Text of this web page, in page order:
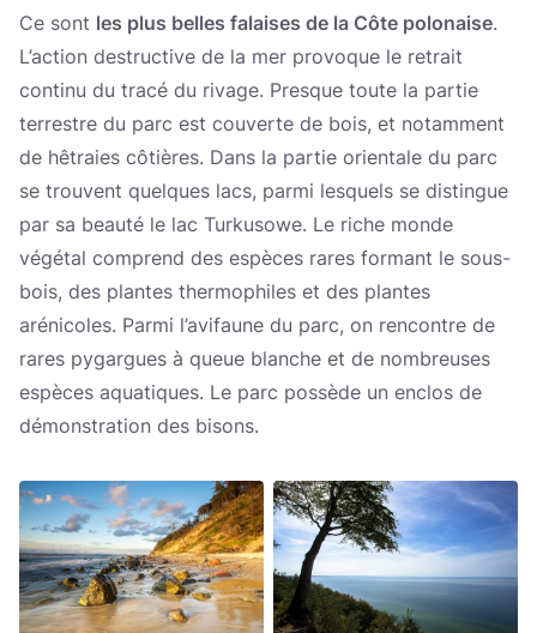
Ce sont les plus belles falaises de la Côte polonaise.
L’action destructive de la mer provoque le retrait
continu du tracé du rivage. Presque toute la partie
terrestre du parc est couverte de bois, et notamment
de hêtraies côtières. Dans la partie orientale du parc
se trouvent quelques lacs, parmi lesquels se distingue
par sa beauté le lac Turkusowe. Le riche monde
végétal comprend des espèces rares formant le sous-
bois, des plantes thermophiles et des plantes
arénicoles. Parmi l’avifaune du parc, on rencontre de
rares pygargues à queue blanche et de nombreuses
espèces aquatiques. Le parc possède un enclos de
démonstration des bisons.